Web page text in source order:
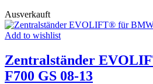
Ausverkauft
Add to wishlist
Zentralständer
F700 GS 08-13